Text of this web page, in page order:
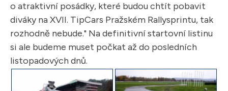
o atraktivní posádky, které budou chtít pobavit
diváky na XVII. TipCars Pražském Rallysprintu, tak
rozhodně nebude." Na definitivní startovní listinu
si ale budeme muset počkat až do posledních
listopadových dnů.